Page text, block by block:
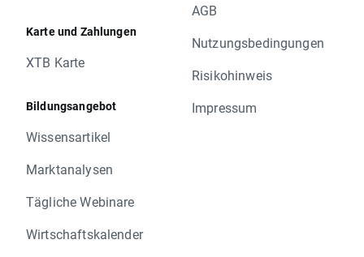
Karte und Zahlungen
XTB Karte
Bildungsangebot
Wissensartikel
Marktanalysen
Tägliche Webinare
Wirtschaftskalender
AGB
Nutzungsbedingungen
Risikohinweis
Impressum